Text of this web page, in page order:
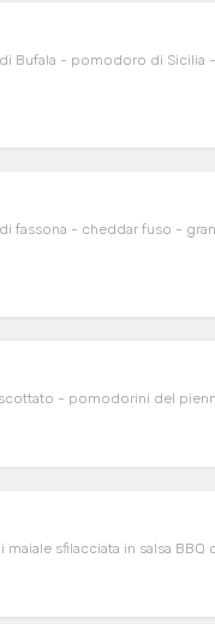
Bufala - pomodoro di Sicilia
fassona - cheddar fuso -
- pomodorini del
sfilacciata in salsa BBQ